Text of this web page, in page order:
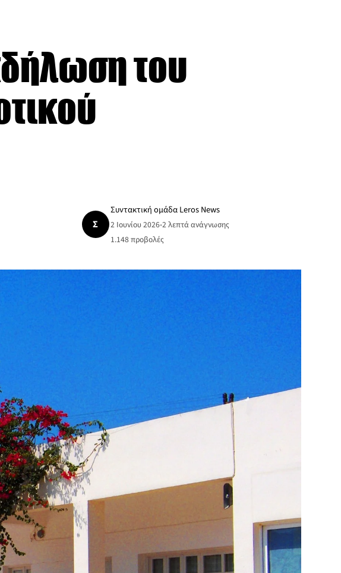
του
Σ
Συντακτική ομάδα Leros News
2 Ιουνίου 2026•2 λεπτά ανάγνωσης
1.148 προβολές